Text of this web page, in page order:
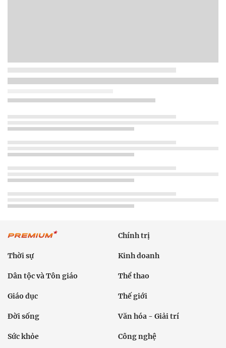
Chính trị
Thời sự Kinh doanh
Dân tộc và Tôn giáo Thể thao
Giáo dục Thế giới
Đời sống Văn hóa - Giải trí
Sức khỏe Công nghệ